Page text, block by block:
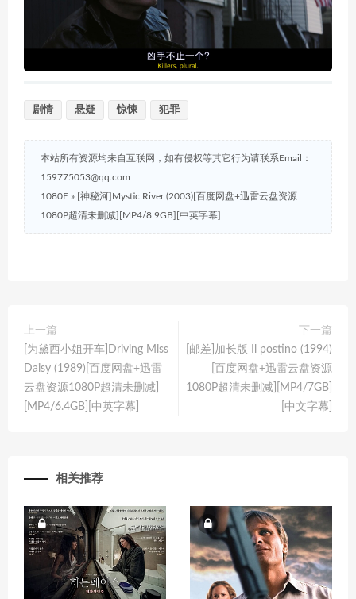
剧情 悬疑 惊悚 犯罪
本站所有资源均来自互联网，如有侵权等其它行为请联系Email：
159775053@qq.com
1080E » [神秘河]Mystic River (2003)[百度网盘+迅雷云盘资源
1080P超清未删减][MP4/8.9GB][中英字幕]
上一篇
[为黛西小姐开车]Driving Miss
Daisy (1989)[百度网盘+迅雷
云盘资源1080P超清未删减]
[MP4/6.4GB][中英字幕]
下一篇
[邮差]加长版 Il postino (1994)
[百度网盘+迅雷云盘资源
1080P超清未删减][MP4/7GB]
[中文字幕]
相关推荐